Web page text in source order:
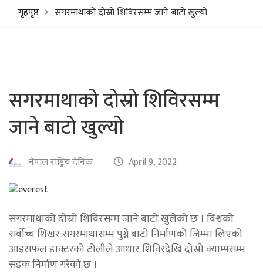
गृहपृष्ठ
सगरमाथाको दोस्रो शिविरसम्म जाने बाटो खुल्यो
सगरमाथाको दोस्रो शिविरसम्म
जाने बाटो खुल्यो
नेपाल राष्ट्रिय दैनिक April 9, 2022
सगरमाथाको दोस्रो शिविरसम्म जाने बाटो खुलेको छ । विश्वको
सर्वोच्च शिखर सगरमाथासम्म पुग्ने बाटो निर्माणको जिम्मा लिएको
आइसफल डाक्टरको टोलीले आधार शिविरदेखि दोस्रो क्याम्पसम्म
सडक निर्माण गरेको छ ।